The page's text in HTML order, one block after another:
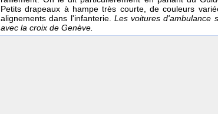
Petits drapeaux à hampe très courte, de couleurs
alignements dans l'infanterie. Les voitures d'ambulance
avec la croix de Genève.